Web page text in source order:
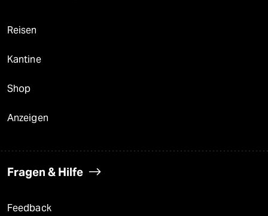
Reisen
Kantine
Shop
Anzeigen
Fragen & Hilfe
Feedback